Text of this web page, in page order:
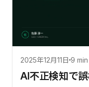
2025年12月11日 9 min
AI不正検知で